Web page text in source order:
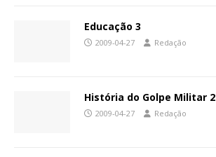
Educação 3
2009-04-27 Redação
História do Golpe Militar 2
2009-04-27 Redação